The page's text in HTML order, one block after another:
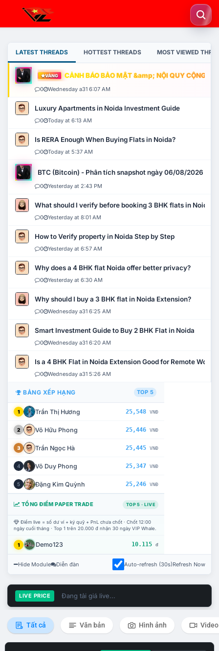
LATEST THREADS HOTTEST THREADS MOST VIEWED
VÀNG CẢNH BÁO BẢO MẬT &amp; NỘI QUY CỘNG
0 Wednesday a31 6:07 AM
Luxury Apartments in Noida Investment Guide
0 Today at 6:13 AM
Is RERA Enough When Buying Flats in Noida?
0 Today at 5:37 AM
BTC (Bitcoin) - Phân tích snapshot ngày 06/08/2026
0 Yesterday at 2:43 PM
What should I verify before booking 3 BHK flats in Noida?
0 Yesterday at 8:01 AM
How to Verify property in Noida Step by Step
0 Yesterday at 6:57 AM
Why does a 4 BHK flat Noida offer better privacy?
0 Yesterday at 6:30 AM
Why should I buy a 3 BHK flat in Noida Extension?
0 Wednesday a31 6:25 AM
Smart Investment Guide to Buy 2 BHK Flat in Noida
0 Wednesday a31 6:20 AM
Is a 4 BHK Flat in Noida Extension Good for Remote Work?
0 Wednesday a31 5:26 AM
BẢNG XẾP HẠNG TOP 5
1 Trần Thị Hương 25,548 VNĐ
2 Võ Hữu Phong 25,446 VNĐ
3 Trần Ngọc Hà 25,445 VNĐ
4 Võ Duy Phong 25,347 VNĐ
5 Đặng Kim Quỳnh 25,246 VNĐ
TỔNG ĐIỂM PAPER TRADE TOP 5 · LIVE
Điểm live = số dư ví + ký quỹ + PnL chưa chốt · Chốt 12:00
ngày cuối tháng · Top 1 trên 20.000 đ nhận 30 ngày VIP Whale.
1 Demo123 10.115 đ
Hide Module Diễn đàn Auto-refresh (30s)Refresh Now
LIVE PRICE Đang tải giá live...
Tất cả Văn bản Hình ảnh Video